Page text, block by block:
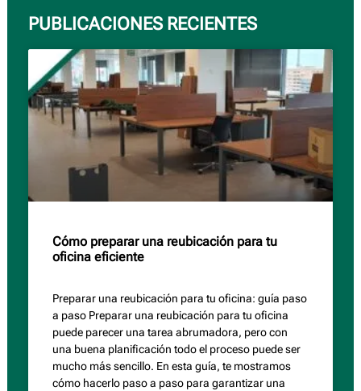
PUBLICACIONES RECIENTES
Cómo preparar una reubicación para tu
oficina eficiente
Preparar una reubicación para tu oficina: guía paso
a paso Preparar una reubicación para tu oficina
puede parecer una tarea abrumadora, pero con
una buena planificación todo el proceso puede ser
mucho más sencillo. En esta guía, te mostramos
cómo hacerlo paso a paso para garantizar una